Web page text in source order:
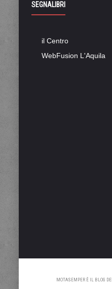
SEGNALIBRI
il Centro
WebFusion L'Aquila
MOTASEMPER È IL BLOG